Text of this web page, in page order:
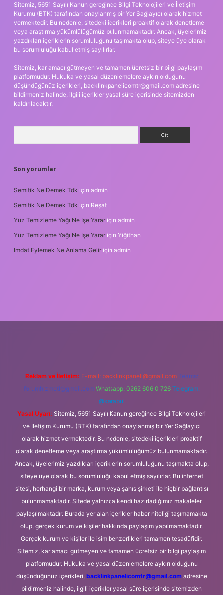
Sitemiz, 5651 Sayılı Kanun gereğince Bilgi Teknolojileri ve İletişim
Kurumu (BTK) tarafından onaylanmış bir Yer Sağlayıcı olarak hizmet
vermektedir. Bu nedenle, sitedeki içerikleri proaktif olarak denetleme
veya araştırma yükümlülüğümüz bulunmamaktadır. Ancak, üyelerimiz
yazdıkları içeriklerin sorumluluğunu taşımakta olup, siteye üye olarak
bu sorumluluğu kabul etmiş sayılırlar.
Sitemiz, kar amacı gütmeyen ve tamamen ücretsiz bir bilgi paylaşım
platformudur. Hukuka ve yasal düzenlemelere aykırı olduğunu
düşündüğünüz içerikleri, backlinkpanelicomtr@gmail.com adresine
bildirmeniz halinde, ilgili içerikler yasal süre içerisinde sitemizden
kaldırılacaktır.
Son yorumlar
Semitik Ne Demek Tdk için admin
Semitik Ne Demek Tdk için Reşat
Yüz Temizleme Yağı Ne Işe Yarar için admin
Yüz Temizleme Yağı Ne Işe Yarar için Yiğithan
Imdat Eylemek Ne Anlama Gelir için admin
Reklam ve İletişim: E-mail: backlinkpaneli@gmail.com Teams:
forumhizmeti@gmail.com Whatsapp: 0262 606 0 726 Telegram:
@karabul
Yasal Uyarı: Sitemiz, 5651 Sayılı Kanun gereğince Bilgi Teknolojileri
ve İletişim Kurumu (BTK) tarafından onaylanmış bir Yer Sağlayıcı
olarak hizmet vermektedir. Bu nedenle, sitedeki içerikleri proaktif
olarak denetleme veya araştırma yükümlülüğümüz bulunmamaktadır.
Ancak, üyelerimiz yazdıkları içeriklerin sorumluluğunu taşımakta olup,
siteye üye olarak bu sorumluluğu kabul etmiş sayılırlar. Bu internet
sitesi, herhangi bir marka, kurum veya şahıs şirketi ile hiçbir bağlantısı
bulunmamaktadır. Sitede yalnızca kendi hazırladığımız makaleler
paylaşılmaktadır. Burada yer alan içerikler haber niteliği taşımamakta
olup, gerçek kurum ve kişiler hakkında paylaşım yapılmamaktadır.
Gerçek kurum ve kişiler ile isim benzerlikleri tamamen tesadüfidir.
Sitemiz, kar amacı gütmeyen ve tamamen ücretsiz bir bilgi paylaşım
platformudur. Hukuka ve yasal düzenlemelere aykırı olduğunu
düşündüğünüz içerikleri, backlinkpanelicomtr@gmail.comadresine
bildirmeniz halinde, ilgili içerikler yasal süre içerisinde sitemizden